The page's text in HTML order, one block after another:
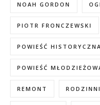
NOAH GORDON
PIOTR FRONCZEWSKI
POWIEŚĆ HISTORYCZNA
POWIEŚĆ
REMONT